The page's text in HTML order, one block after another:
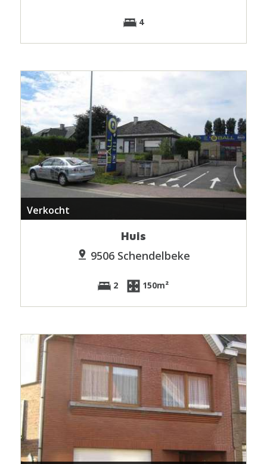
4
Verkocht
Huis
9506 Schendelbeke
2 150m²